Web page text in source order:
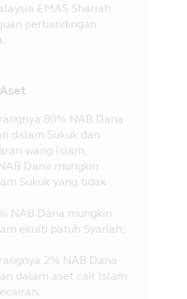
EMAS Shariah
perbandingan
80% NAB Dana
dalam Sukuk dan
wang Islam,
Dana mungkin
Sukuk yang tidak
NAB Dana mungkin
ekuiti patuh Syariah;
2% NAB Dana
dalam aset cair Islam